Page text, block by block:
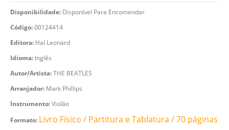
Disponibilidade: Disponível Para Encomendar
Código:00124414
Editora: Hal Leonard
Idioma: Inglês
Autor/Artista:THE BEATLES
Arranjador: Mark Phillips
Instrumento:Violão
Formato: Livro Físico / Partitura e Tablatura / 70 páginas